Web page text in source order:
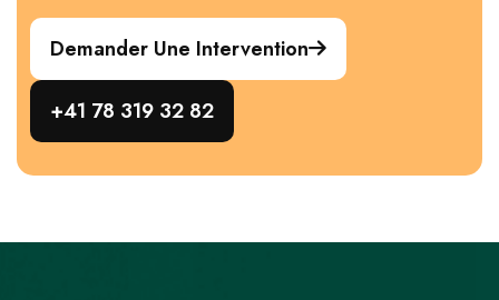
Demander Une Intervention
+41 78 319 32 82